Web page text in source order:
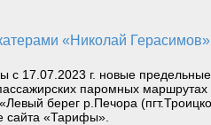
17.07.2023 г. новые
паромных
берег р.Печора
сайта «Тарифы».